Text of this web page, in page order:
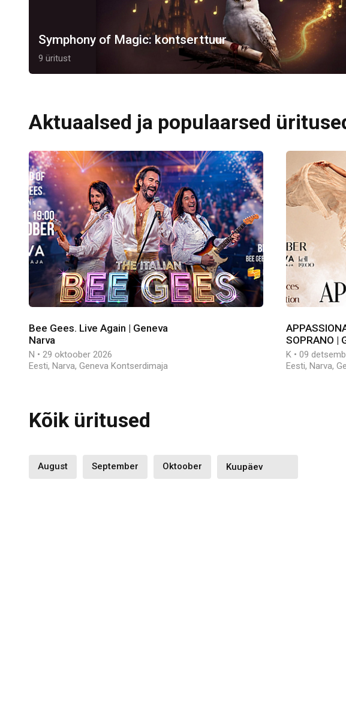
Symphony of Magic: kontserttuur
9 üritust
Aktuaalsed ja populaarsed
Bee Gees. Live Again | Geneva
Narva
N • 29 oktoober 2026
Eesti, Narva, Geneva Kontserdimaja
SOPRANO |
K • 09
Eesti, Narva,
Kõik üritused
August September Oktoober